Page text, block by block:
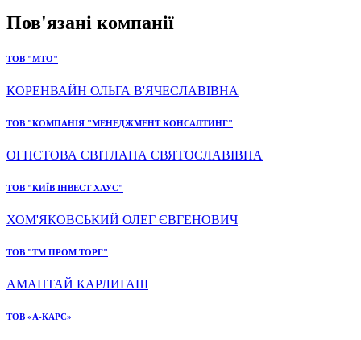
Пов'язані компанії
ТОВ "МТО"
КОРЕНВАЙН ОЛЬГА В'ЯЧЕСЛАВІВНА
ТОВ "КОМПАНІЯ "МЕНЕДЖМЕНТ КОНСАЛТИНГ"
ОГНЄТОВА СВІТЛАНА СВЯТОСЛАВІВНА
ТОВ "КИЇВ ІНВЕСТ ХАУС"
ХОМ'ЯКОВСЬКИЙ ОЛЕГ ЄВГЕНОВИЧ
ТОВ "ТМ ПРОМ ТОРГ"
АМАНТАЙ КАРЛИГАШ
ТОВ «А-КАРС»